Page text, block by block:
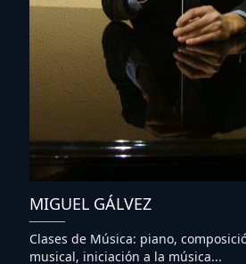
MIGUEL GÁLVEZ
Clases de Música: piano,
musical, iniciación a la música...